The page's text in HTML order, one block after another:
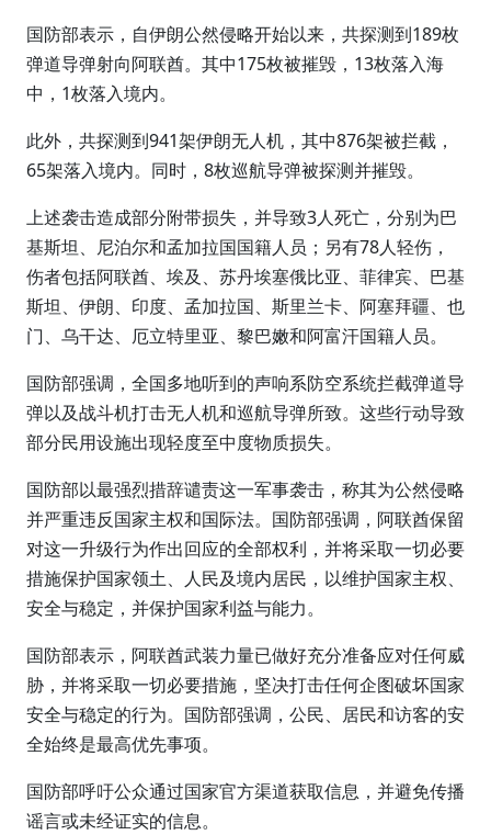
国防部表示，自伊朗公然侵略开始以来，共探测到189枚
弹道导弹射向阿联酋。其中175枚被摧毁，13枚落入海
中，1枚落入境内。
此外，共探测到941架伊朗无人机，其中876架被拦截，
65架落入境内。同时，8枚巡航导弹被探测并摧毁。
上述袭击造成部分附带损失，并导致3人死亡，分别为巴
基斯坦、尼泊尔和孟加拉国国籍人员；另有78人轻伤，
伤者包括阿联酋、埃及、苏丹埃塞俄比亚、菲律宾、巴基
斯坦、伊朗、印度、孟加拉国、斯里兰卡、阿塞拜疆、也
门、乌干达、厄立特里亚、黎巴嫩和阿富汗国籍人员。
国防部强调，全国多地听到的声响系防空系统拦截弹道导
弹以及战斗机打击无人机和巡航导弹所致。这些行动导致
部分民用设施出现轻度至中度物质损失。
国防部以最强烈措辞谴责这一军事袭击，称其为公然侵略
并严重违反国家主权和国际法。国防部强调，阿联酋保留
对这一升级行为作出回应的全部权利，并将采取一切必要
措施保护国家领土、人民及境内居民，以维护国家主权、
安全与稳定，并保护国家利益与能力。
国防部表示，阿联酋武装力量已做好充分准备应对任何威
胁，并将采取一切必要措施，坚决打击任何企图破坏国家
安全与稳定的行为。国防部强调，公民、居民和访客的安
全始终是最高优先事项。
国防部呼吁公众通过国家官方渠道获取信息，并避免传播
谣言或未经证实的信息。